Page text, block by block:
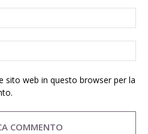
sito web in questo browser per la